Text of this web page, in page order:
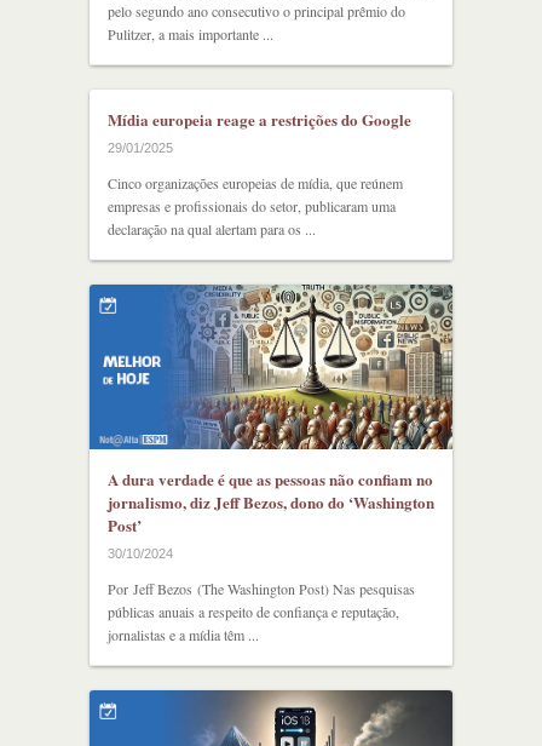
pelo segundo ano consecutivo o principal prêmio do
Pulitzer, a mais importante ...
Mídia europeia reage a restrições do Google
29/01/2025
Cinco organizações europeias de mídia, que reúnem
empresas e profissionais do setor, publicaram uma
declaração na qual alertam para os ...
A dura verdade é que as pessoas não confiam no
jornalismo, diz Jeff Bezos, dono do ‘Washington
Post’
30/10/2024
Por Jeff Bezos (The Washington Post) Nas pesquisas
públicas anuais a respeito de confiança e reputação,
jornalistas e a mídia têm ...